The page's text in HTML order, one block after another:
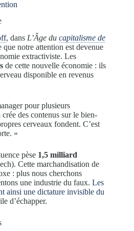
, dans L’Âge du capitalisme de
que notre attention est devenue
extractiviste. Les
de cette nouvelle économie : ils
disponible en revenus
pour plusieurs
des contenus sur le bien-
cerveaux fondent. C’est
»
pèse 1,5 milliard
Cette marchandisation de
: plus nous cherchons
une industrie du faux. Les
ainsi une dictature invisible du
d’échapper.